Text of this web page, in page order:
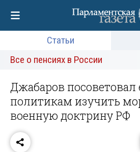
Статьи
Все о пенсиях в России
Джабаров
политикам изучить
военную доктрину РФ